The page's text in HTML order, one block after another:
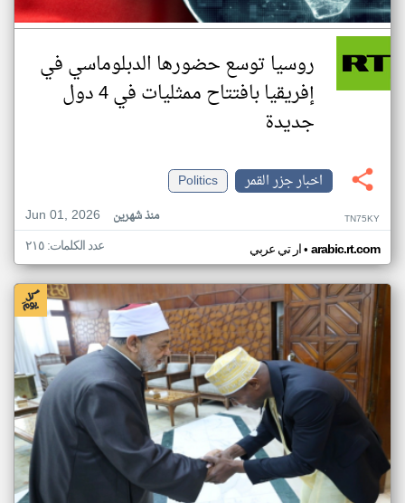
روسيا توسع حضورها الدبلوماسي في
إفريقيا بافتتاح ممثليات في 4 دول
جديدة
اخبار جزر القمر
Politics
Jun 01, 2026
منذ شهرين TN75KY
ار تي عربي• arabic.rt.com عدد الكلمات: ٢١٥